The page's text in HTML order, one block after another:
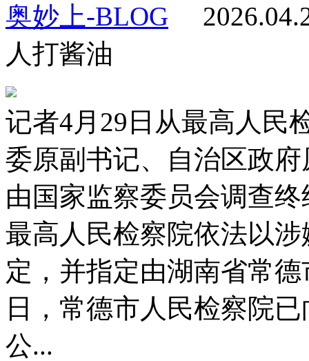
奥妙上-BLOG
人打酱油
记者4月29日从最高人民
委原副书记、自治区政
由国家监察委员会调查
最高人民检察院依法以
定，并指定由湖南省常
日，常德市人民检察院
公...